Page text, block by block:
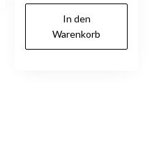
In den
Warenkorb